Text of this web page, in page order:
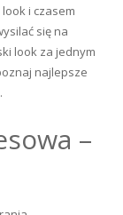
i czasem
się na
look za jednym
najlepsze
–